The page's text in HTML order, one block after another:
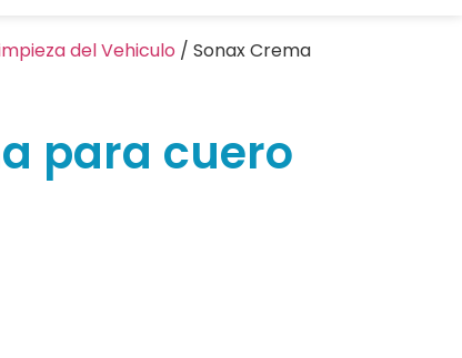
del Vehiculo / Sonax Crema
para cuero